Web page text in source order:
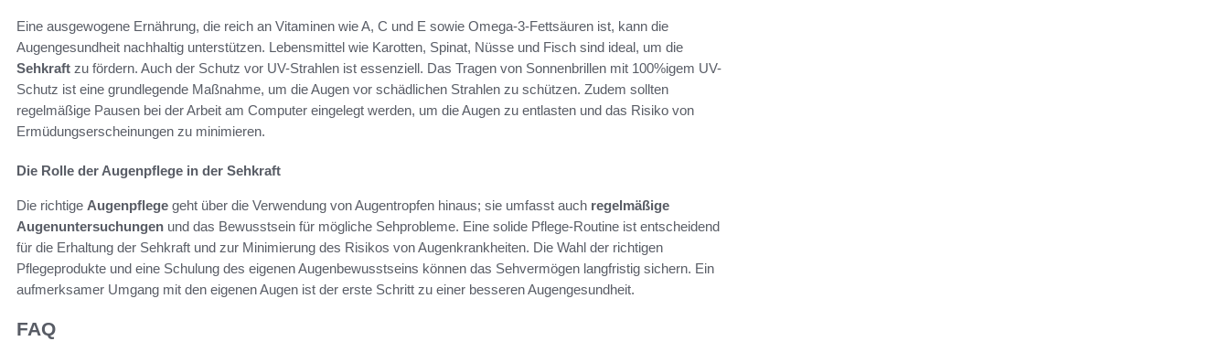
Eine ausgewogene Ernährung, die reich an Vitaminen wie A, C und E sowie Omega-3-Fettsäuren ist, kann die
Augengesundheit nachhaltig unterstützen. Lebensmittel wie Karotten, Spinat, Nüsse und Fisch sind ideal, um die
Sehkraft zu fördern. Auch der Schutz vor UV-Strahlen ist essenziell. Das Tragen von Sonnenbrillen mit 100%igem UV-
Schutz ist eine grundlegende Maßnahme, um die Augen vor schädlichen Strahlen zu schützen. Zudem sollten
regelmäßige Pausen bei der Arbeit am Computer eingelegt werden, um die Augen zu entlasten und das Risiko von
Ermüdungserscheinungen zu minimieren.
Die Rolle der Augenpflege in der Sehkraft
Die richtige Augenpflege geht über die Verwendung von Augentropfen hinaus; sie umfasst auch regelmäßige
Augenuntersuchungen und das Bewusstsein für mögliche Sehprobleme. Eine solide Pflege-Routine ist entscheidend
für die Erhaltung der Sehkraft und zur Minimierung des Risikos von Augenkrankheiten. Die Wahl der richtigen
Pflegeprodukte und eine Schulung des eigenen Augenbewusstseins können das Sehvermögen langfristig sichern. Ein
aufmerksamer Umgang mit den eigenen Augen ist der erste Schritt zu einer besseren Augengesundheit.
FAQ